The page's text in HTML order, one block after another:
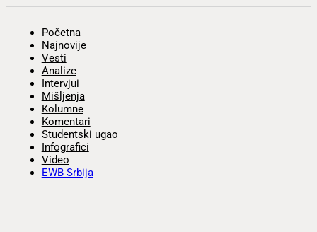
Početna
Najnovije
Vesti
Analize
Intervjui
Mišljenja
Kolumne
Komentari
Studentski ugao
Infografici
Video
EWB Srbija